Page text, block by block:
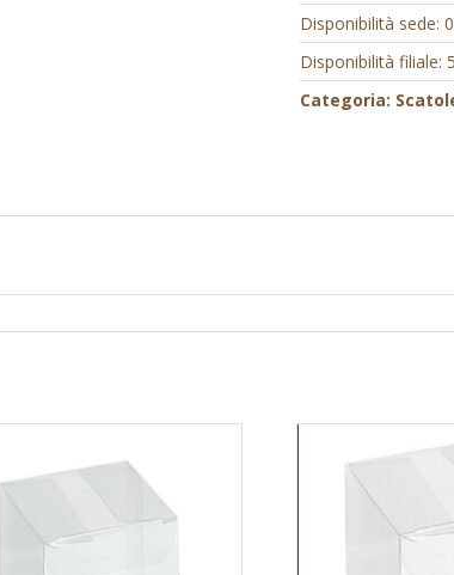
Disponibilità sede: 0
Disponibilità filiale:
Categoria: